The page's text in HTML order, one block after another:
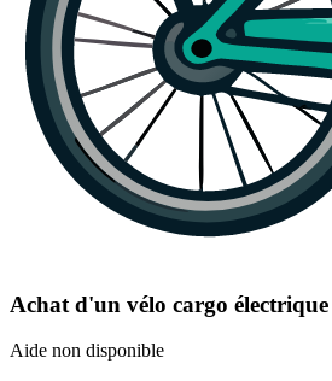
Achat d'un vélo cargo électrique
Aide non disponible